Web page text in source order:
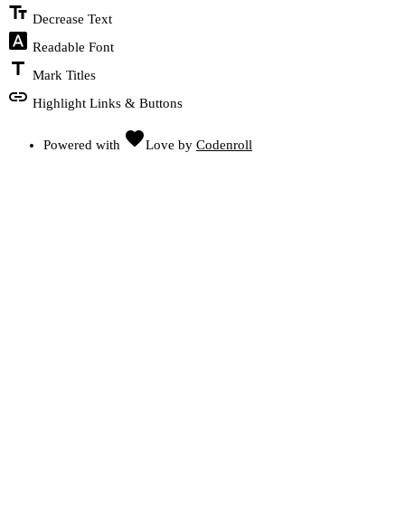
text_fields Decrease Text
font_download Readable Font
title Mark Titles
link Highlight Links & Buttons
Powered with favoriteLove by Codenroll